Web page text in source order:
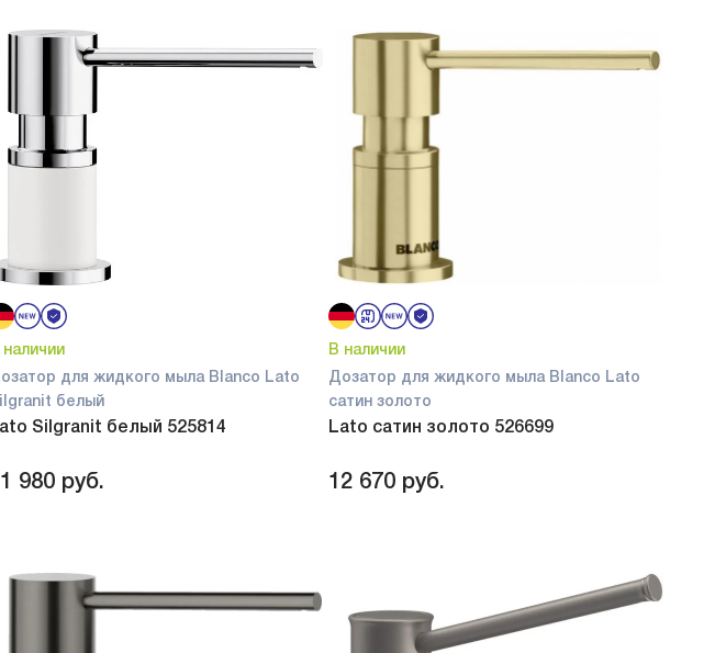
наличии
для жидкого мыла Blanco Lato
белый
Silgranit белый 525814
980 руб.
В наличии
Дозатор для жидкого мыла Blanco Lato
сатин золото
Lato сатин золото 526699
12 670 руб.